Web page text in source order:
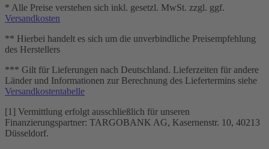
* Alle Preise verstehen sich inkl. gesetzl. MwSt. zzgl. ggf.
Versandkosten
** Hierbei handelt es sich um die unverbindliche Preisempfehlung
des Herstellers
*** Gilt für Lieferungen nach Deutschland. Lieferzeiten für andere
Länder und Informationen zur Berechnung des Liefertermins siehe
Versandkostentabelle
[1] Vermittlung erfolgt ausschließlich für unseren
Finanzierungspartner: TARGOBANK AG, Kasernenstr. 10, 40213
Düsseldorf.